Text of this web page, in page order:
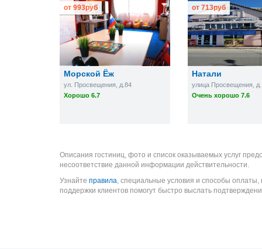
Морской Ёж
ул. Просвещения, д.84
Хорошо 6.7
от 993руб
Натали
улица Просвещения,
Очень хорошо 7.6
от713руб
Описания гостиниц, фото и список оказываемых услуг
несоответствие данной информации действительности.
Узнайте правила, специальные условия и способы
поддержки клиентов помогут быстро выслать